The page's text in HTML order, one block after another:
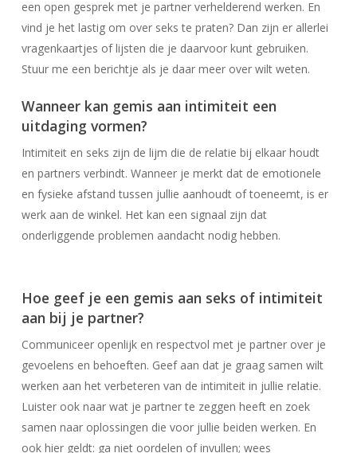
een open gesprek met je partner verhelderend werken. En
vind je het lastig om over seks te praten? Dan zijn er allerlei
vragenkaartjes of lijsten die je daarvoor kunt gebruiken.
Stuur me een berichtje als je daar meer over wilt weten.
Wanneer kan gemis aan intimiteit een
uitdaging vormen?
Intimiteit en seks zijn de lijm die de relatie bij elkaar houdt
en partners verbindt. Wanneer je merkt dat de emotionele
en fysieke afstand tussen jullie aanhoudt of toeneemt, is er
werk aan de winkel. Het kan een signaal zijn dat
onderliggende problemen aandacht nodig hebben.
Hoe geef je een gemis aan seks of intimiteit
aan bij je partner?
Communiceer openlijk en respectvol met je partner over je
gevoelens en behoeften. Geef aan dat je graag samen wilt
werken aan het verbeteren van de intimiteit in jullie relatie.
Luister ook naar wat je partner te zeggen heeft en zoek
samen naar oplossingen die voor jullie beiden werken. En
ook hier geldt: ga niet oordelen of invullen; wees